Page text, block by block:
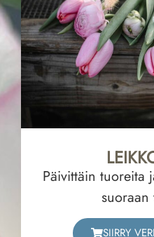
Päivittäin tuoreita
SIIRRY